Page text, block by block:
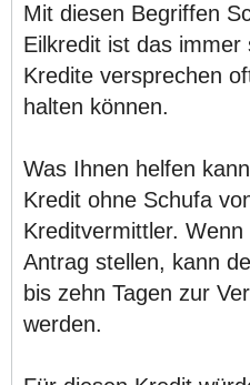
Mit diesen Begriffen
Eilkredit ist das
Kredite versprechen
halten können.
Was Ihnen helfen
Kredit ohne Schufa
Kreditvermittler.
Antrag stellen, kann
bis zehn Tagen zur
werden.